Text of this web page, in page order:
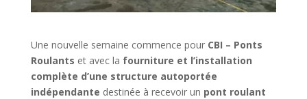
Une nouvelle semaine commence pour CBI – Ponts
Roulants et avec la fourniture et l’installation
complète d’une structure autoportée
indépendante destinée à recevoir un pont roulant